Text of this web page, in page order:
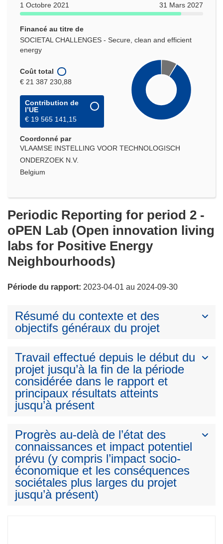
1 Octobre 2021
31 Mars 2027
Financé au titre de
SOCIETAL CHALLENGES - Secure, clean and efficient
energy
Coût total
€ 21 387 230,88
Contribution de
l’UE
€ 19 565 141,15
Coordonné par
VLAAMSE INSTELLING VOOR TECHNOLOGISCH
ONDERZOEK N.V.
Belgium
Periodic Reporting for period 2 -
oPEN Lab (Open innovation living
labs for Positive Energy
Neighbourhoods)
Période du rapport: 2023-04-01 au 2024-09-30
Résumé du contexte et des
objectifs généraux du projet
Travail effectué depuis le début du
projet jusqu’à la fin de la période
considérée dans le rapport et
principaux résultats atteints
jusqu’à présent
Progrès au-delà de l’état des
connaissances et impact potentiel
prévu (y compris l’impact socio-
économique et les conséquences
sociétales plus larges du projet
jusqu’à présent)